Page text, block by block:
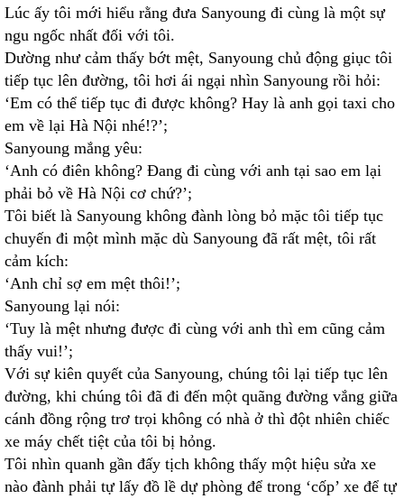
Lúc ấy tôi mới hiểu rằng đưa Sanyoung đi cùng là một sự
ngu ngốc nhất đối với tôi.
Dường như cảm thấy bớt mệt, Sanyoung chủ động giục tôi
tiếp tục lên đường, tôi hơi ái ngại nhìn Sanyoung rồi hỏi:
‘Em có thể tiếp tục đi được không? Hay là anh gọi taxi cho
em về lại Hà Nội nhé!?’;
Sanyoung mắng yêu:
‘Anh có điên không? Đang đi cùng với anh tại sao em lại
phải bỏ về Hà Nội cơ chứ?’;
Tôi biết là Sanyoung không đành lòng bỏ mặc tôi tiếp tục
chuyến đi một mình mặc dù Sanyoung đã rất mệt, tôi rất
cảm kích:
‘Anh chỉ sợ em mệt thôi!’;
Sanyoung lại nói:
‘Tuy là mệt nhưng được đi cùng với anh thì em cũng cảm
thấy vui!’;
Với sự kiên quyết của Sanyoung, chúng tôi lại tiếp tục lên
đường, khi chúng tôi đã đi đến một quãng đường vắng giữa
cánh đồng rộng trơ trọi không có nhà ở thì đột nhiên chiếc
xe máy chết tiệt của tôi bị hỏng.
Tôi nhìn quanh gần đấy tịch không thấy một hiệu sửa xe
nào đành phải tự lấy đồ lề dự phòng để trong ‘cốp’ xe để tự